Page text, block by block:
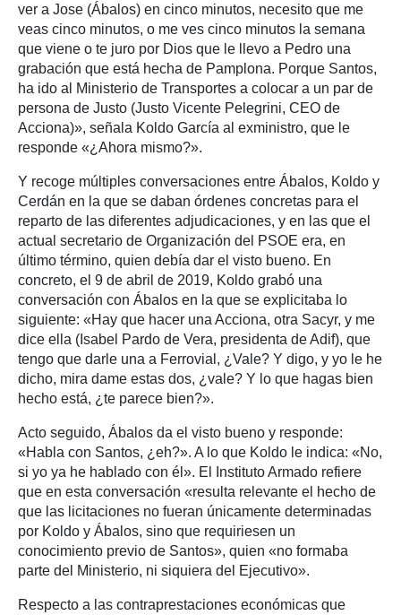
ver a Jose (Ábalos) en cinco minutos, necesito que me
veas cinco minutos, o me ves cinco minutos la semana
que viene o te juro por Dios que le llevo a Pedro una
grabación que está hecha de Pamplona. Porque Santos,
ha ido al Ministerio de Transportes a colocar a un par de
persona de Justo (Justo Vicente Pelegrini, CEO de
Acciona)», señala Koldo García al exministro, que le
responde «¿Ahora mismo?».
Y recoge múltiples conversaciones entre Ábalos, Koldo y
Cerdán en la que se daban órdenes concretas para el
reparto de las diferentes adjudicaciones, y en las que el
actual secretario de Organización del PSOE era, en
último término, quien debía dar el visto bueno. En
concreto, el 9 de abril de 2019, Koldo grabó una
conversación con Ábalos en la que se explicitaba lo
siguiente: «Hay que hacer una Acciona, otra Sacyr, y me
dice ella (Isabel Pardo de Vera, presidenta de Adif), que
tengo que darle una a Ferrovial, ¿Vale? Y digo, y yo le he
dicho, mira dame estas dos, ¿vale? Y lo que hagas bien
hecho está, ¿te parece bien?».
Acto seguido, Ábalos da el visto bueno y responde:
«Habla con Santos, ¿eh?». A lo que Koldo le indica: «No,
si yo ya he hablado con él». El Instituto Armado refiere
que en esta conversación «resulta relevante el hecho de
que las licitaciones no fueran únicamente determinadas
por Koldo y Ábalos, sino que requiriesen un
conocimiento previo de Santos», quien «no formaba
parte del Ministerio, ni siquiera del Ejecutivo».
Respecto a las contraprestaciones económicas que